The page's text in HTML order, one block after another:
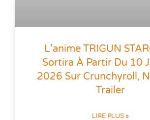
L’anime TRIGUN
Sortira À Partir Du 10
2026 Sur Crunchyroll,
Trailer
LIRE PLUS »